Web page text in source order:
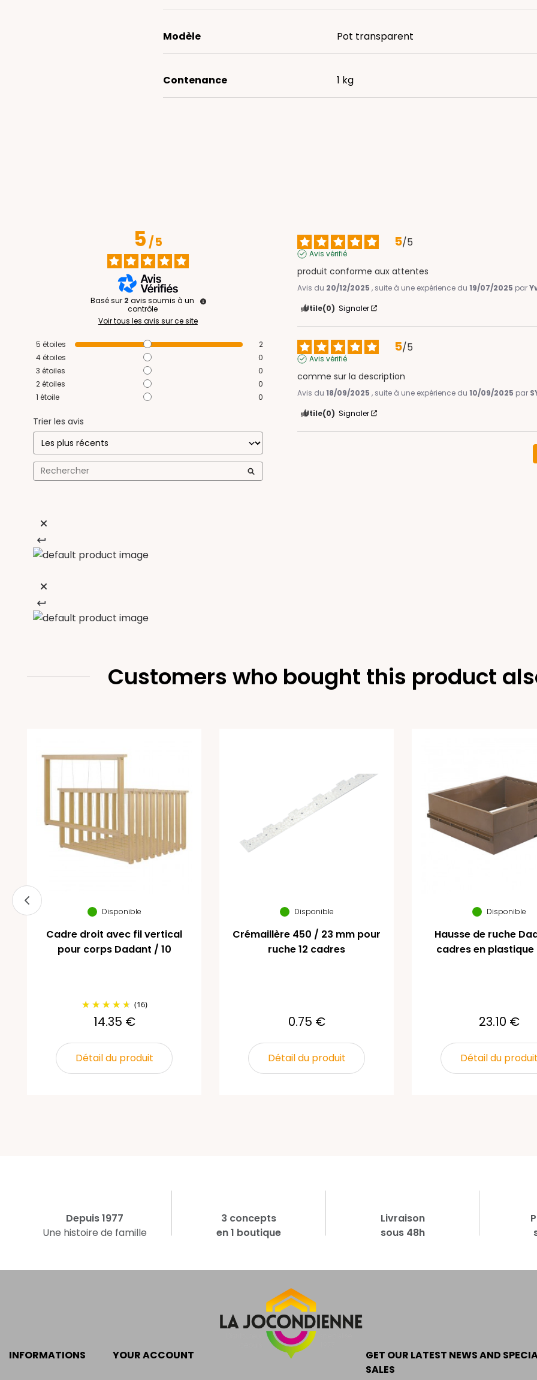
Modèle Pot transparent
Contenance 1 kg
5/5
Basé sur 2 avis soumis à un
contrôle
Voir tous les avis sur ce site
5 étoiles
2
4étoiles
0
3 étoiles
0
2étoiles
0
1 étoile 0
Trier les avis
5/5
Avis vérifié
produit conforme aux attentes
Avis du 20/12/2025 , suite à une expérience du19/07/2025 par
Utile(0) Signaler
5/5
Avis vérifié
comme sur la description
Avis du18/09/2025 , suite à une expérience du10/09/2025 par
Utile(0) Signaler
Customers who bought this product
Disponible
Cadre droit avec fil vertical
pour corps Dadant / 10
(16)
14.35 €
Détail du produit
Disponible
Crémaillère 450 / 23 mm pour
ruche 12 cadres
0.75 €
Détail du produit
Disponible
Hausse de ruche
cadres en plastique
23.10 €
Détail du produit
Depuis 1977
Une histoire de famille
3 concepts
en 1 boutique
Livraison
sous 48h
INFORMATIONS YOUR ACCOUNT
GET OUR LATEST NEWS AND
SALES